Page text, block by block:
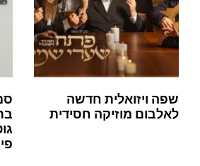
שפה ויזואלית חדשה
לאלבום מוזיקה חסידית